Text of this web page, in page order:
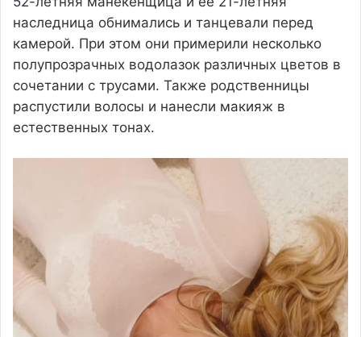
наследница обнимались и танцевали перед
камерой. При этом они примерили несколько
полупрозрачных водолазок различных цветов в
сочетании с трусами. Также родственницы
распустили волосы и нанесли макияж в
естественных тонах.